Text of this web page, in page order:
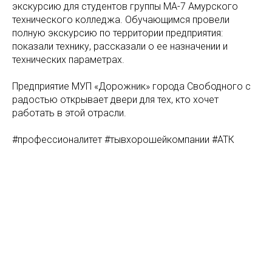
экскурсию для студентов группы МА-7 Амурского
технического колледжа. Обучающимся провели
полную экскурсию по территории предприятия:
показали технику, рассказали о ее назначении и
технических параметрах.
Предприятие МУП «Дорожник» города Свободного с
радостью открывает двери для тех, кто хочет
работать в этой отрасли.
#профессионалитет #тывхорошейкомпании #АТК